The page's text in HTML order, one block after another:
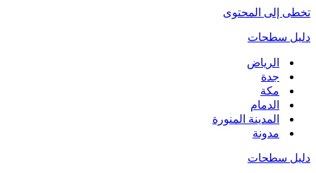
تخطى إلى المحتوى
دليل سطحات
الرياض
جدة
مكة
الدمام
المدينة المنورة
مدونة
دليل سطحات